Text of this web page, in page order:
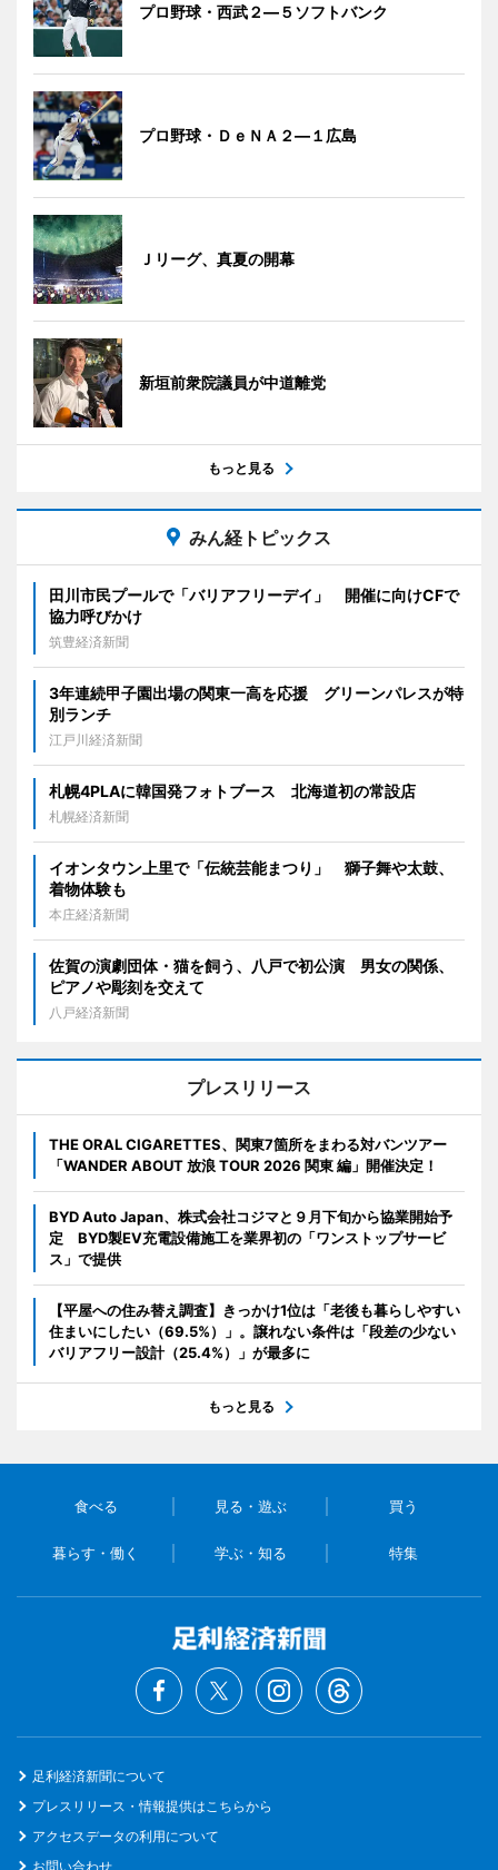
プロ野球・西武２―５ソフトバンク
プロ野球・ＤｅＮＡ２―１広島
Ｊリーグ、真夏の開幕
新垣前衆院議員が中道離党
もっと見る
みん経トピックス
田川市民プールで「バリアフリーデイ」 開催に向けCFで
協力呼びかけ
筑豊経済新聞
3年連続甲子園出場の関東一高を応援 グリーンパレスが特
別ランチ
江戸川経済新聞
札幌4PLAに韓国発フォトブース 北海道初の常設店
札幌経済新聞
イオンタウン上里で「伝統芸能まつり」 獅子舞や太鼓、
着物体験も
本庄経済新聞
佐賀の演劇団体・猫を飼う、八戸で初公演 男女の関係、
ピアノや彫刻を交えて
八戸経済新聞
プレスリリース
THE ORAL CIGARETTES、関東7箇所をまわる対バンツアー
「WANDER ABOUT 放浪 TOUR 2026 関東 編」開催決定！
BYD Auto Japan、株式会社コジマと９月下旬から協業開始予
定 BYD製EV充電設備施工を業界初の「ワンストップサービ
ス」で提供
【平屋への住み替え調査】きっかけ1位は「老後も暮らしやすい
住まいにしたい（69.5%）」。譲れない条件は「段差の少ない
バリアフリー設計（25.4%）」が最多に
もっと見る
食べる 見る・遊ぶ 買う
暮らす・働く 学ぶ・知る 特集
足利経済新聞について
プレスリリース・情報提供はこちらから
アクセスデータの利用について
お問い合わせ